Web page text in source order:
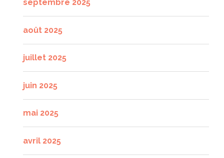
septembre 2025
août 2025
juillet 2025
juin 2025
mai 2025
avril 2025